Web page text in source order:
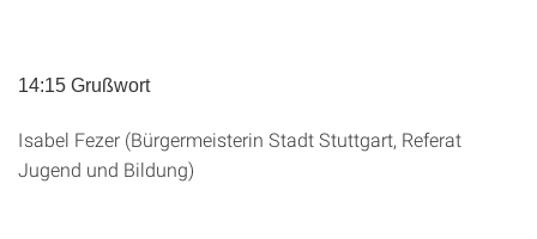
14:15 Grußwort
Isabel Fezer (Bürgermeisterin Stadt Stuttgart, Referat
Jugend und Bildung)